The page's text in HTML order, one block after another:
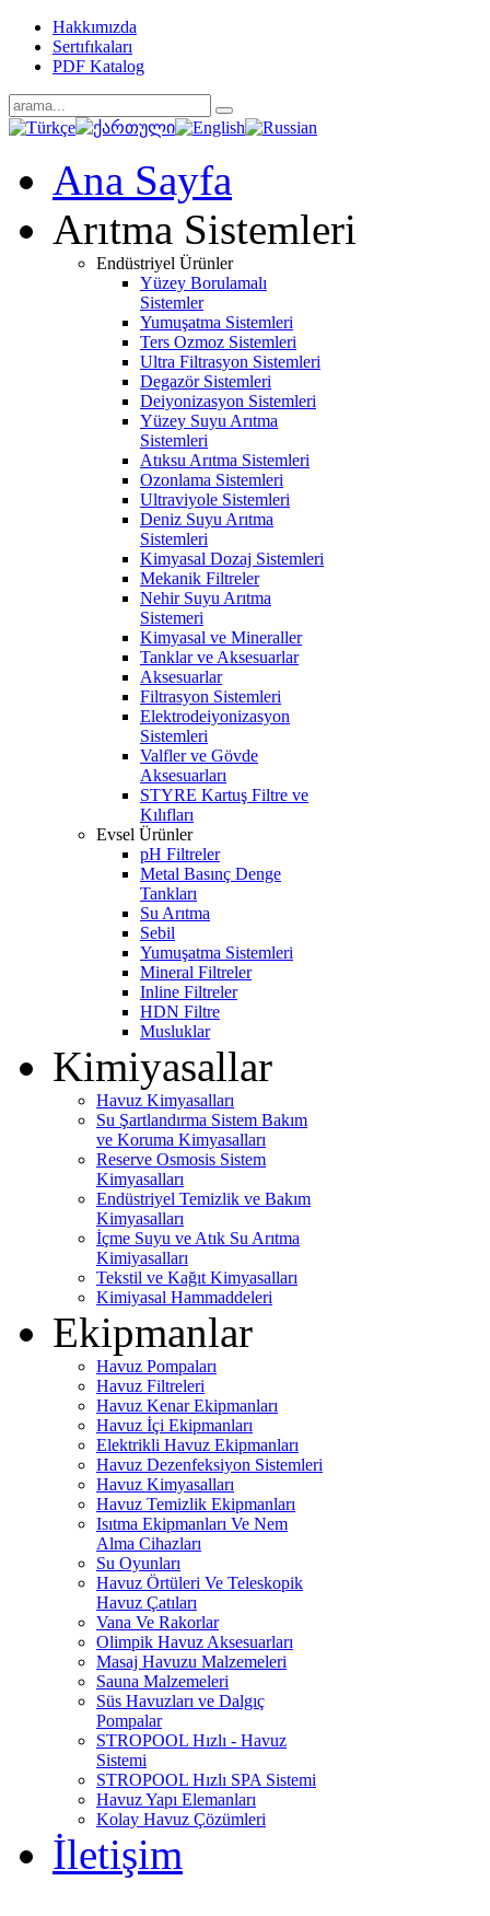
Hakkımızda
Sertıfıkaları
PDF Katalog
Ana Sayfa
Arıtma Sistemleri
Endüstriyel Ürünler
Yüzey Borulamalı
Sistemler
Yumuşatma Sistemleri
Ters Ozmoz Sistemleri
Ultra Filtrasyon Sistemleri
Degazör Sistemleri
Deiyonizasyon Sistemleri
Yüzey Suyu Arıtma
Sistemleri
Atıksu Arıtma Sistemleri
Ozonlama Sistemleri
Ultraviyole Sistemleri
Deniz Suyu Arıtma
Sistemleri
Kimyasal Dozaj Sistemleri
Mekanik Filtreler
Nehir Suyu Arıtma
Sistemeri
Kimyasal ve Mineraller
Tanklar ve Aksesuarlar
Aksesuarlar
Filtrasyon Sistemleri
Elektrodeiyonizasyon
Sistemleri
Valfler ve Gövde
Aksesuarları
STYRE Kartuş Filtre ve
Kılıfları
Evsel Ürünler
pH Filtreler
Metal Basınç Denge
Tankları
Su Arıtma
Sebil
Yumuşatma Sistemleri
Mineral Filtreler
Inline Filtreler
HDN Filtre
Musluklar
Kimiyasallar
Havuz Kimyasalları
Su Şartlandırma Sistem Bakım
ve Koruma Kimyasalları
Reserve Osmosis Sistem
Kimyasalları
Endüstriyel Temizlik ve Bakım
Kimyasalları
İçme Suyu ve Atık Su Arıtma
Kimiyasalları
Tekstil ve Kağıt Kimyasalları
Kimiyasal Hammaddeleri
Ekipmanlar
Havuz Pompaları
Havuz Filtreleri
Havuz Kenar Ekipmanları
Havuz İçi Ekipmanları
Elektrikli Havuz Ekipmanları
Havuz Dezenfeksiyon Sistemleri
Havuz Kimyasalları
Havuz Temizlik Ekipmanları
Isıtma Ekipmanları Ve Nem
Alma Cihazları
Su Oyunları
Havuz Örtüleri Ve Teleskopik
Havuz Çatıları
Vana Ve Rakorlar
Olimpik Havuz Aksesuarları
Masaj Havuzu Malzemeleri
Sauna Malzemeleri
Süs Havuzları ve Dalgıç
Pompalar
STROPOOL Hızlı - Havuz
Sistemi
STROPOOL Hızlı SPA Sistemi
Havuz Yapı Elemanları
Kolay Havuz Çözümleri
İletişim